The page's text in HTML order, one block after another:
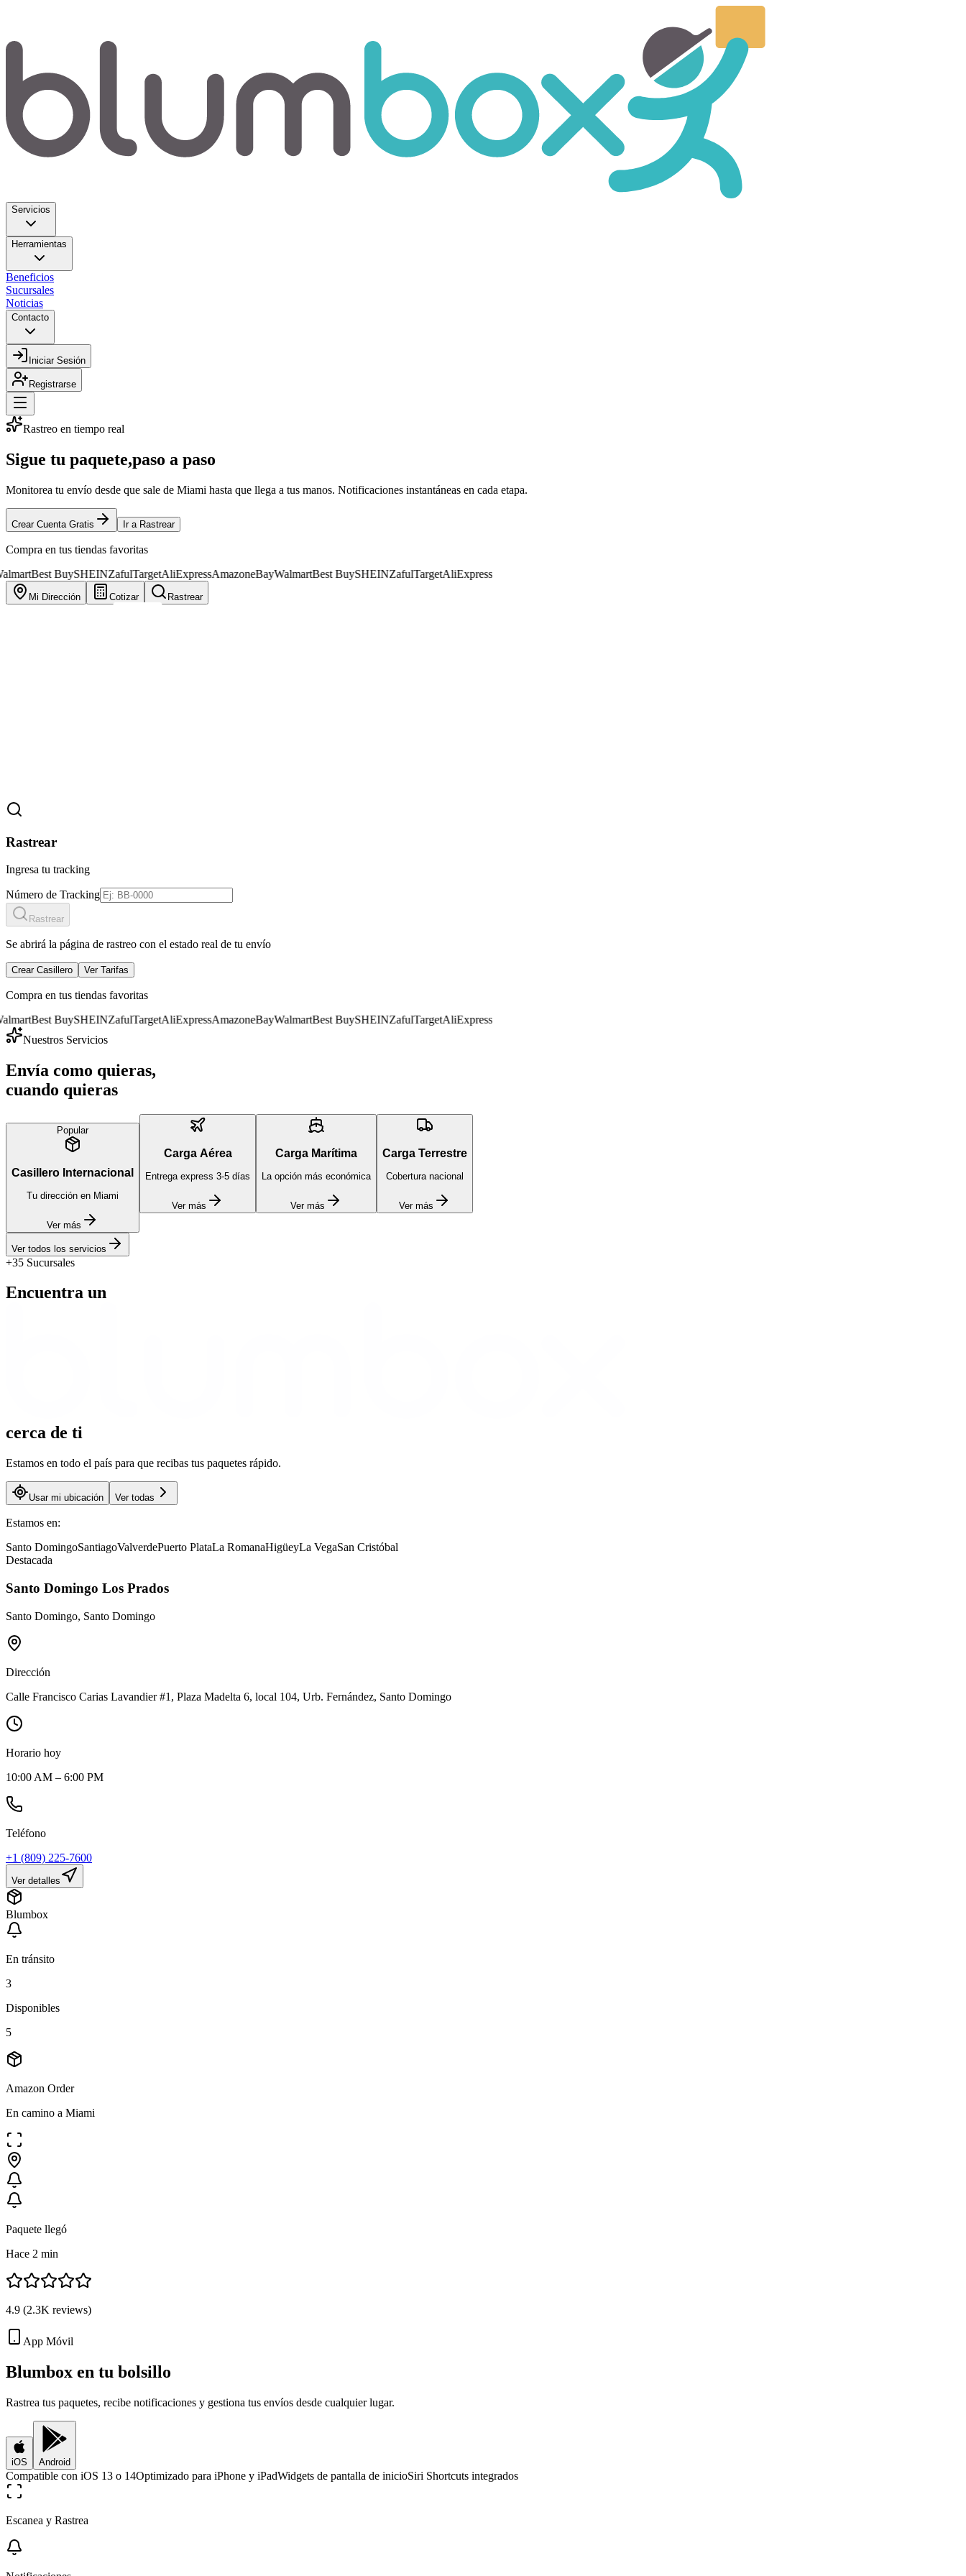
Servicios
Herramientas
Beneficios
Sucursales
Noticias
Contacto
Iniciar Sesión
Registrarse
Rastreo en tiempo real
Sigue tu paquete,paso a paso
Monitorea tu envío desde que sale de Miami hasta que llega a tus manos. Notificaciones instantáneas en cada etapa.
Crear Cuenta Gratis Ir a Rastrear
Compra en tus tiendas favoritas
Best BuySHEINZafulTargetAliExpressAmazoneBayWalmartBest BuySHEINZafulTargetAliExpress
Mi Dirección Cotizar Rastrear
Rastrear
Ingresa tu tracking
Número de Tracking
Rastrear
Se abrirá la página de rastreo con el estado real de tu envío
Crear Casillero Ver Tarifas
Compra en tus tiendas favoritas
Best BuySHEINZafulTargetAliExpressAmazoneBayWalmartBest BuySHEINZafulTargetAliExpress
Nuestros Servicios
Envía como quieras,
cuando quieras
Popular
Casillero Internacional
Tu dirección en Miami
Ver más
Carga Aérea
Entrega express 3-5 días
Ver más
Carga Marítima
La opción más económica
Ver más
Carga Terrestre
Cobertura nacional
Ver más
Ver todos los servicios
+35 Sucursales
Encuentra un
cerca de ti
Estamos en todo el país para que recibas tus paquetes rápido.
Usar mi ubicación Ver todas
Estamos en:
Santo DomingoSantiagoValverdePuerto PlataLa RomanaHigüeyLa VegaSan Cristóbal
Destacada
Santo Domingo Los Prados
Santo Domingo, Santo Domingo
Dirección
Calle Francisco Carias Lavandier #1, Plaza Madelta 6, local 104, Urb. Fernández, Santo Domingo
Horario hoy
10:00 AM – 6:00 PM
Teléfono
+1 (809) 225-7600
Ver detalles
Blumbox
En tránsito
3
Disponibles
5
Amazon Order
En camino a Miami
Paquete llegó
Hace 2 min
4.9 (2.3K reviews)
App Móvil
Blumbox en tu bolsillo
Rastrea tus paquetes, recibe notificaciones y gestiona tus envíos desde cualquier lugar.
iOS Android
Compatible con iOS 13 o 14Optimizado para iPhone y iPadWidgets de pantalla de inicioSiri Shortcuts integrados
Escanea y Rastrea